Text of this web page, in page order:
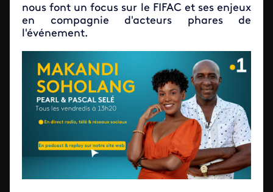
nous font un focus sur le FIFAC et ses enjeux
en compagnie d'acteurs phares de
l'événement.